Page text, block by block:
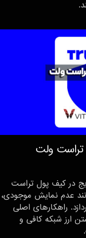
تراست ولت
در کیف پول تراست
عدم نمایش موجودی،
راهکارهای اصلی
ارز شبکه کافی و